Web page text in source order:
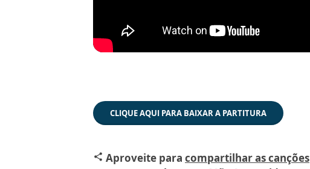
CLIQUE AQUI PARA BAIXAR A PARTITURA
share Aproveite para compartilhar as canções